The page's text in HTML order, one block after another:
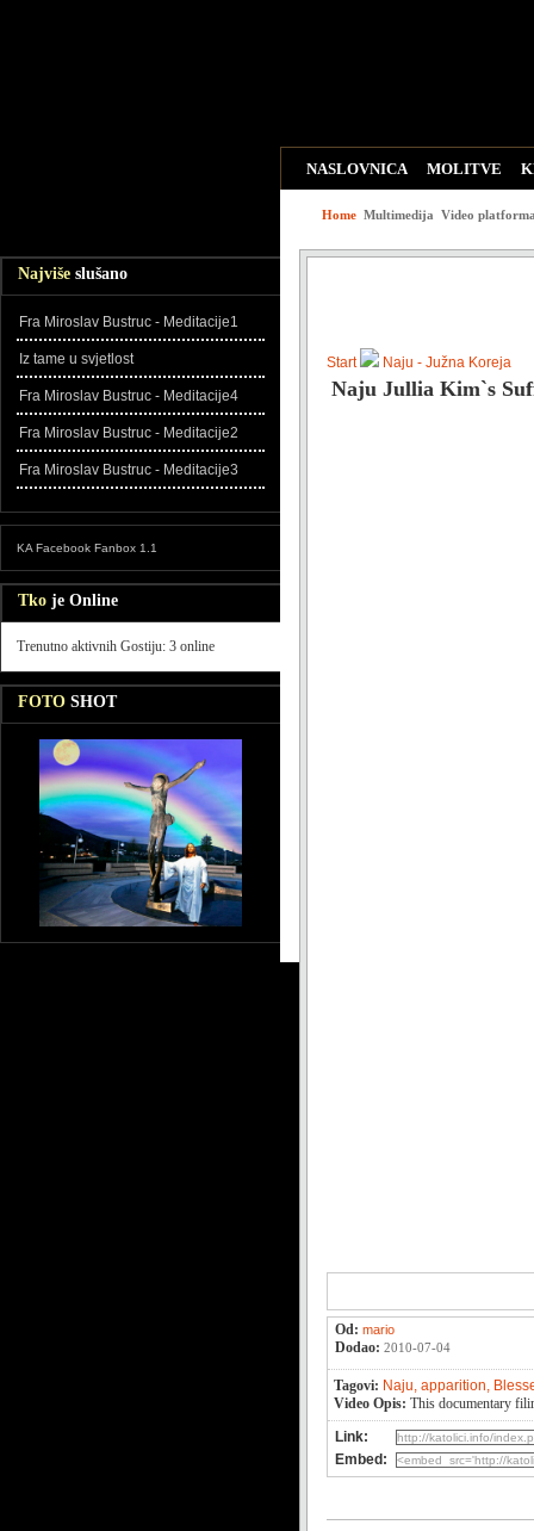
Najviše slušano
Fra Miroslav Bustruc - Meditacije1
Iz tame u svjetlost
Fra Miroslav Bustruc - Meditacije4
Fra Miroslav Bustruc - Meditacije2
Fra Miroslav Bustruc - Meditacije3
KA Facebook Fanbox 1.1
Tko je Online
Trenutno aktivnih Gostiju: 3 online
FOTO SHOT
NASLOVNICA MOLITVE
WEB LINKOVI ZADNJE
Home Multimedija Video
Start Naju - Južna Koreja
Naju Jullia Kim`s
Od: mario
Dodao: 2010-07-04
Tagovi: Naju, apparition,
Video Opis: This documentary
Link:
Embed: